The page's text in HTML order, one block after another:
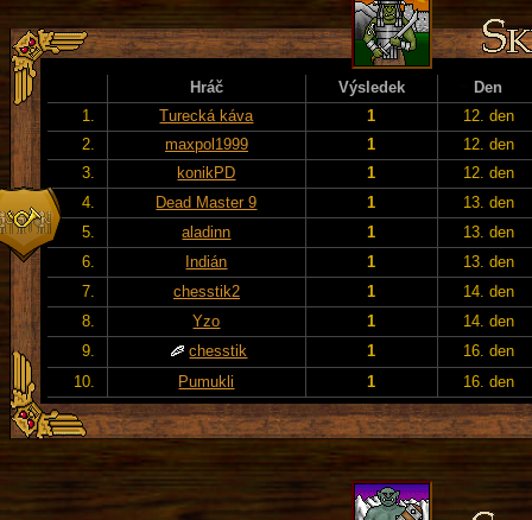
Hráč Výsledek
Den
1.
Turecká káva 1
12. den
2.
maxpol1999 1
12. den
3.
konikPD 1
12. den
4.
Dead Master 9 1
13. den
5.
aladinn 1
13. den
6.
Indián 1
13. den
7.
chesstik2 1
14. den
8.
Yzo 1
14. den
9.
chesstik 1
16. den
10.
Pumukli 1 16. den